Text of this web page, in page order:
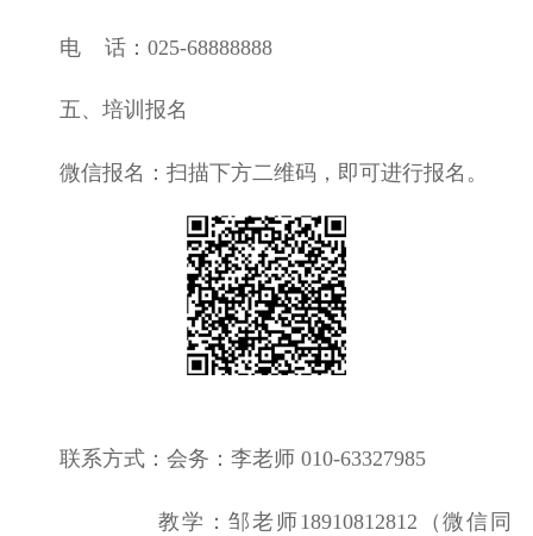
电 话： 025-68888888
五、培训报名
微信报名：扫描下方二维码，即可进行报名。
联系方式： 会务：李老师 010-63327985
教学：邹老师 18910812812 （微信同